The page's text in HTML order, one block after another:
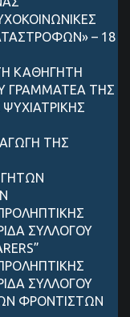
– 18
ΚΑΘΗΓΗΤΗ
ΓΡΑΜΜΑΤΕΑ ΤΗΣ
ΤΗΣ
ΣΥΛΛΟΓΟΥ
ΣΥΛΛΟΓΟΥ
ΦΡΟΝΤΙΣΤΩΝ